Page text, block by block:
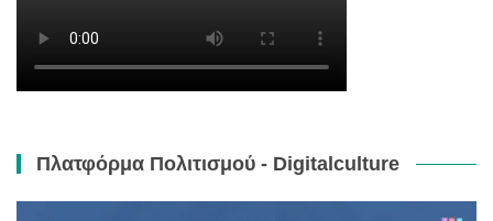
Πλατφόρμα Πολιτισμού - Digitalculture